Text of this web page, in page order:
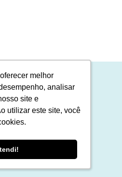
melhor
analisar
site e
utilizar este site, você
melhor
analisar
site e
utilizar este site, você
JÁ